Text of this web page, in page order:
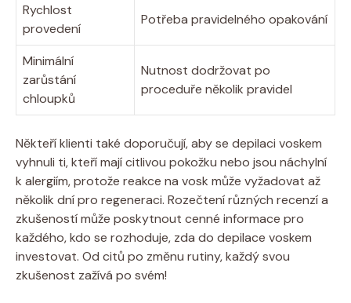
Rychlost
provedení
Potřeba pravidelného opakování
Minimální
zarůstání
chloupků
Nutnost dodržovat po
proceduře několik pravidel
Někteří klienti také doporučují, aby se depilaci voskem
vyhnuli ti, kteří mají citlivou pokožku nebo jsou náchylní
k alergiím, protože reakce na vosk může vyžadovat až
několik dní pro regeneraci. Rozečtení různých recenzí a
zkušeností může poskytnout cenné informace pro
každého, kdo se rozhoduje, zda do depilace voskem
investovat. Od citů po změnu rutiny, každý svou
zkušenost zažívá po svém!